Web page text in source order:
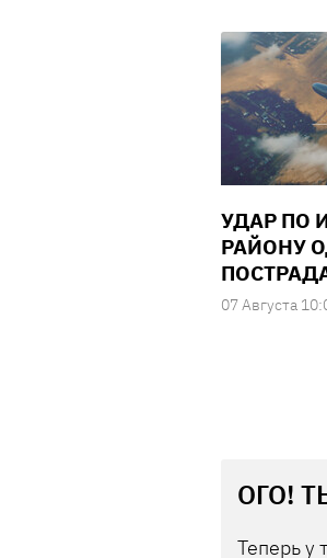
УДАР ПО
РАЙОНУ
07 Августа
ОГО!
Теперь у